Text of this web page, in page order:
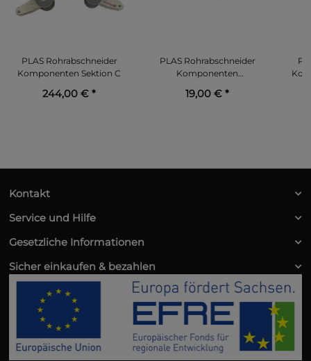
PLAS Rohrabschneider
Komponenten Sektion C
244,00 € *
PLAS Rohrabschneider
Komponenten
19,00 € *
Kontakt
Service und Hilfe
Gesetzliche Informationen
Sicher einkaufen & bezahlen